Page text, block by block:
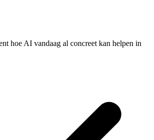
hoe AI vandaag al concreet kan helpen in